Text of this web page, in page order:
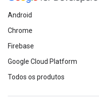
Android
Chrome
Firebase
Google Cloud Platform
Todos os produtos